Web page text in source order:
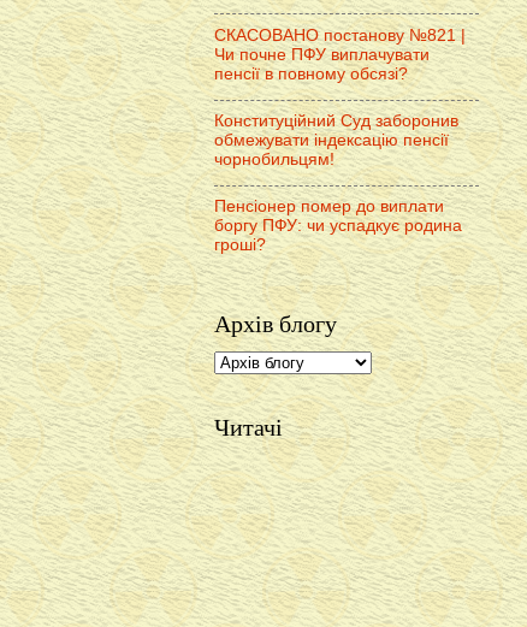
СКАСОВАНО постанову №821 |
Чи почне ПФУ виплачувати
пенсії в повному обсязі?
Конституційний Суд заборонив
обмежувати індексацію пенсії
чорнобильцям!
Пенсіонер помер до виплати
боргу ПФУ: чи успадкує родина
гроші?
Архів блогу
Читачі